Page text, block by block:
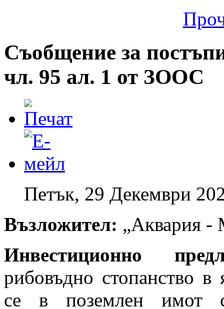
Съобщение за
чл. 95 ал. 1 от ЗООС
Петък, 29 Декември
Възложител: „Аквария
Инвестиционно
рибовъдно стопанство
се в поземлен имот с